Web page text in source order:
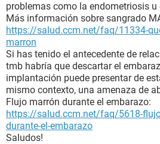
problemas como la endometriosis u
Más información sobre sangrado
https://salud.ccm.net/faq/11334-
marron
Si has tenido el antecedente de
tmb habría que descartar el
implantación puede presentar de
mismo contexto, una amenaza de
Flujo marrón durante el embarazo:
https://salud.ccm.net/faq/5618-
durante-el-embarazo
Saludos!